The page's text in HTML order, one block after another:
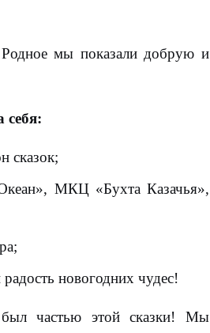
мы показали добрую и
себя:
сказок;
МКЦ «Бухта Казачья»,
новогодних чудес!
частью этой сказки! Мы